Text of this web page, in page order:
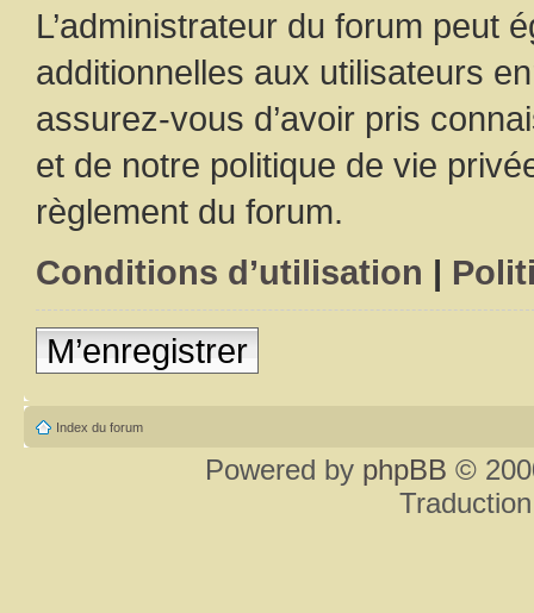
L’administrateur du forum peut
additionnelles aux utilisateurs
assurez-vous d’avoir pris
et de notre politique de vie
règlement du forum.
Conditions d’utilisation |
M’enregistrer
Index du forum
Powered by phpBB ©